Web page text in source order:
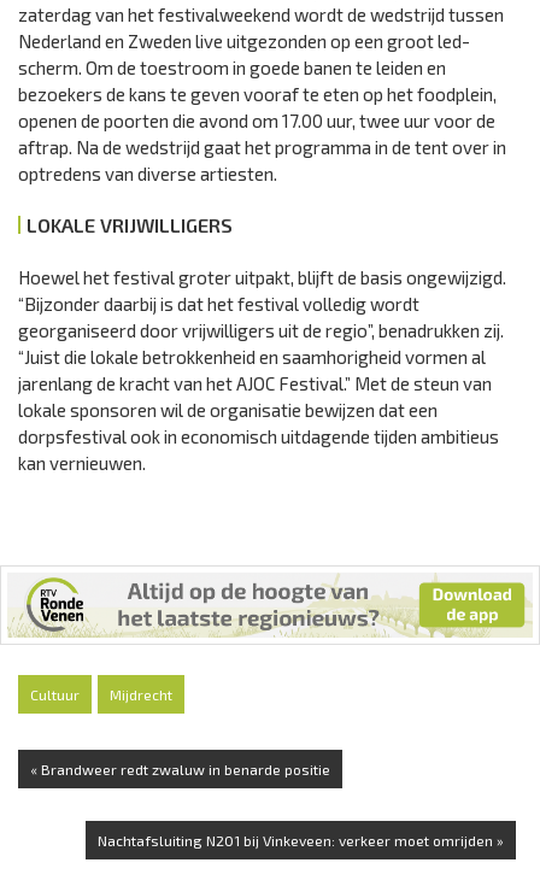
zaterdag van het festivalweekend wordt de wedstrijd tussen
Nederland en Zweden live uitgezonden op een groot led-
scherm. Om de toestroom in goede banen te leiden en
bezoekers de kans te geven vooraf te eten op het foodplein,
openen de poorten die avond om 17.00 uur, twee uur voor de
aftrap. Na de wedstrijd gaat het programma in de tent over in
optredens van diverse artiesten.
LOKALE VRIJWILLIGERS
Hoewel het festival groter uitpakt, blijft de basis ongewijzigd.
“Bijzonder daarbij is dat het festival volledig wordt
georganiseerd door vrijwilligers uit de regio”, benadrukken zij.
“Juist die lokale betrokkenheid en saamhorigheid vormen al
jarenlang de kracht van het AJOC Festival.” Met de steun van
lokale sponsoren wil de organisatie bewijzen dat een
dorpsfestival ook in economisch uitdagende tijden ambitieus
kan vernieuwen.
Cultuur Mijdrecht
« Brandweer redt zwaluw in benarde positie
Nachtafsluiting N201 bij Vinkeveen: verkeer moet omrijden »